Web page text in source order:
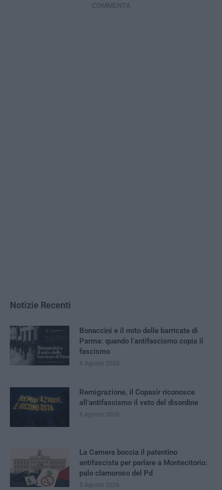
COMMENTA
Notizie Recenti
Bonaccini e il mito delle barricate di
Parma: quando l’antifascismo copia il
fascismo
6 Agosto 2026
Remigrazione, il Copasir riconosce
all’antifascismo il veto del disordine
6 Agosto 2026
La Camera boccia il patentino
antifascista per parlare a Montecitorio:
palo clamoroso del Pd
5 Agosto 2026